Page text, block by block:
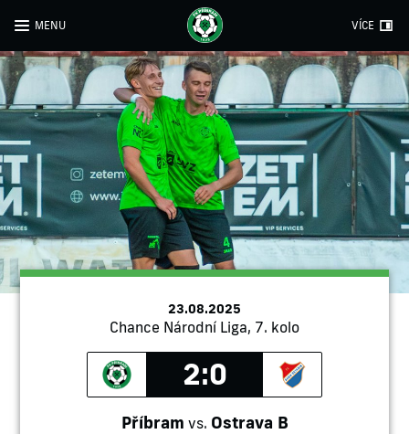
MENU VÍCE
23.08.2025
Chance Národní Liga, 7. kolo
2:0
Příbram vs. Ostrava B